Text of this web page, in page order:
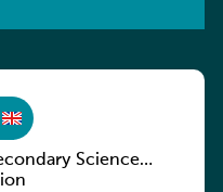
Science
Access Stage 7